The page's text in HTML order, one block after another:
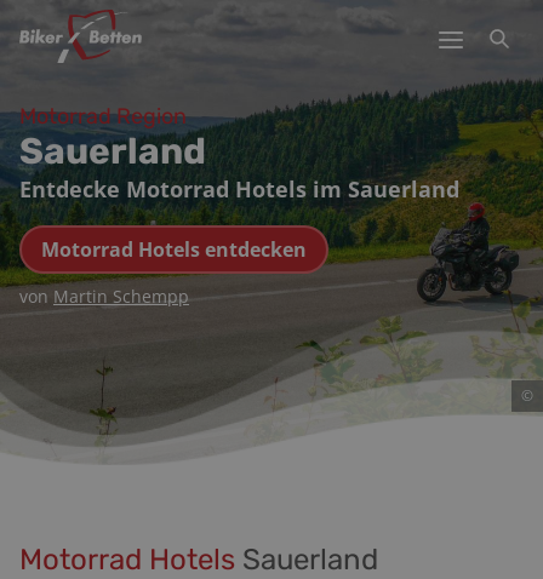
©
Motorrad Region
Sauerland
Entdecke Motorrad Hotels im Sauerland
Motorrad Hotels entdecken
von Martin Schempp
Motorrad Hotels Sauerland